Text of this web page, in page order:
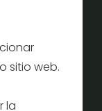
sitio web.
la